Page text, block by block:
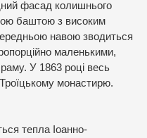
фасад колишнього
баштою з високим
навою зводиться
маленькими,
У 1863 році весь
монастирю.
тепла Іоанно-